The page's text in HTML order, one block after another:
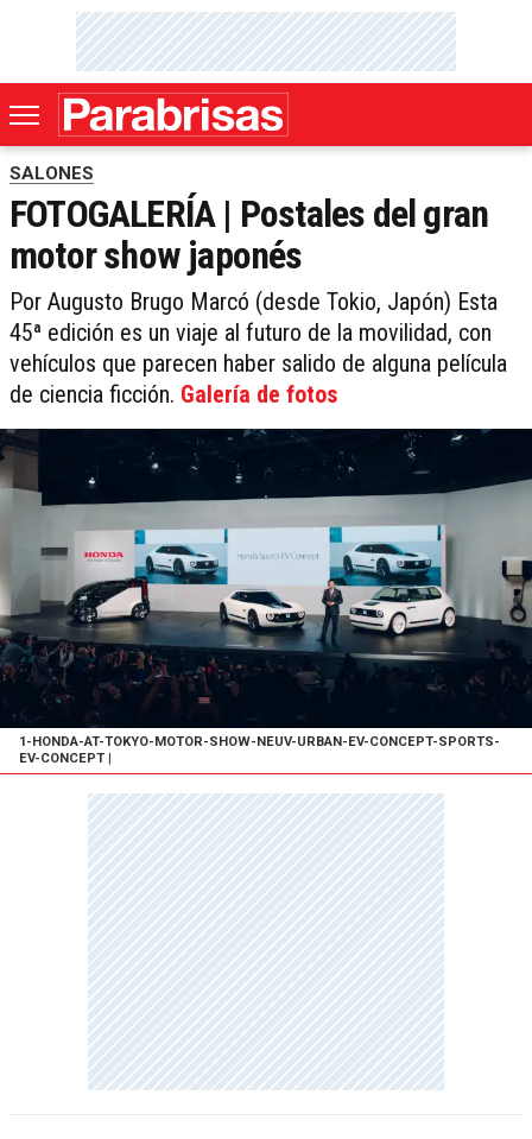
SALONES
FOTOGALERÍA | Postales del gran
motor show japonés
Por Augusto Brugo Marcó (desde Tokio, Japón) Esta
45ª edición es un viaje al futuro de la movilidad, con
vehículos que parecen haber salido de alguna película
de ciencia ficción. Galería de fotos
1-HONDA-AT-TOKYO-MOTOR-SHOW-NEUV-URBAN-EV-CONCEPT-SPORTS-
EV-CONCEPT